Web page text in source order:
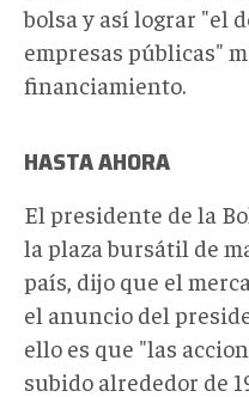
bolsa y así lograr "el
empresas públicas"
financiamiento.
HASTA AHORA
El presidente de la
la plaza bursátil de
país, dijo que el
el anuncio del
ello es que "las
subido alrededor de